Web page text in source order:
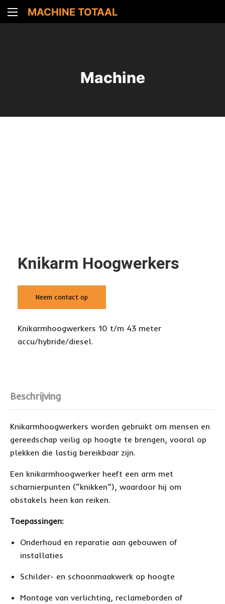
MACHINE TOTAAL
Machine
Knikarm Hoogwerkers
Neem contact op
Knikarmhoogwerkers 10 t/m 43 meter
accu/hybride/diesel.
Beschrijving
Knikarmhoogwerkers worden gebruikt om mensen en
gereedschap veilig op hoogte te brengen, vooral op
plekken die lastig bereikbaar zijn.
Een knikarmhoogwerker heeft een arm met
scharnierpunten (“knikken”), waardoor hij om
obstakels heen kan reiken.
Toepassingen:
Onderhoud en reparatie aan gebouwen of
installaties
Schilder- en schoonmaakwerk op hoogte
Montage van verlichting, reclameborden of